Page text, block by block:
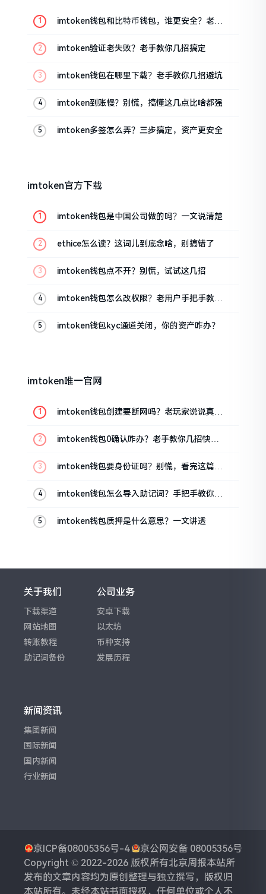
imtoken钱包和比特币钱包，谁更安全？老玩
imtoken验证老失败？老手教你几招搞定
imtoken钱包在哪里下载？老手教你几招避坑
imtoken到账慢？别慌，搞懂这几点比啥都强
imtoken多签怎么弄？三步搞定，资产更安全
imtoken官方下载
imtoken钱包是中国公司做的吗？一文说清楚
ethice怎么读？这词儿到底念啥，别搞错了
imtoken钱包点不开？别慌，试试这几招
imtoken钱包怎么改权限？老用户手把手教你
imtoken钱包kyc通道关闭，你的资产咋办？
imtoken唯一官网
imtoken钱包创建要断网吗？老玩家说说真实
imtoken钱包0确认咋办？老手教你几招快速
imtoken钱包要身份证吗？别慌，看完这篇就
imtoken钱包怎么导入助记词？手把手教你找
imtoken钱包质押是什么意思？一文讲透
关于我们
下载渠道
网站地图
转账教程
助记词备份
公司业务
安卓下载
以太坊
币种支持
发展历程
新闻资讯
集团新闻
国际新闻
国内新闻
行业新闻
京ICP备08005356号-4
京公网安备 08005356号
Copyright © 2022-2026 版权所有北京周报本站所
发布的文章内容均为原创整理与独立撰写，版权归
本站所有。未经本站书面授权，任何单位或个人不